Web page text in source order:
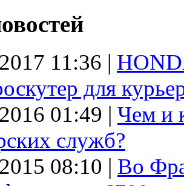
11:36 |
для
01:49 | Чем и
служб?
08:10 | Во